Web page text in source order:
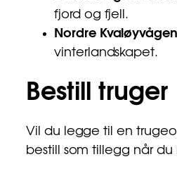
fjord og fjell.
Nordre
vinterlandskapet.
Bestill truger
Vil du legge til en
bestill som tillegg når